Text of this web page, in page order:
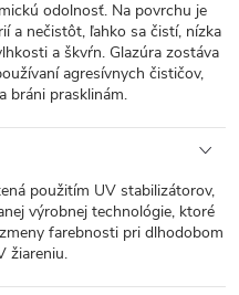
odolnosť. Na povrchu je
a nečistôt, ľahko sa čistí, nízka
a škvŕn. Glazúra zostáva
agresívnych čističov,
bráni prasklinám.
použitím UV stabilizátorov,
výrobnej technológie, ktoré
farebnosti pri dlhodobom
žiareniu.